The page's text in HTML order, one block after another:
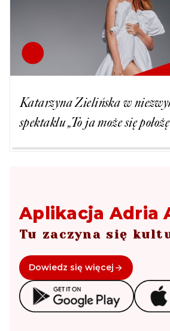
Katarzyna Zielińska w
spektaklu „To ja może się
Aplikacja Adria
Tu zaczyna się
Dowiedz się więcej